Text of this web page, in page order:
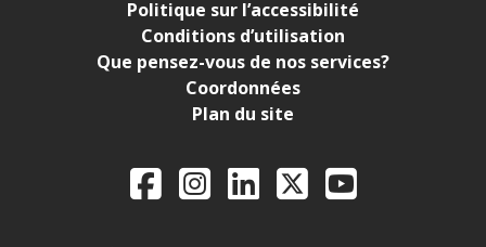
Politique sur l’accessibilité
Conditions d’utilisation
Que pensez-vous de nos services?
Coordonnées
Plan du site
Legal Aid Ontario
FacebookInstagram
LinkedIn
X YouTube